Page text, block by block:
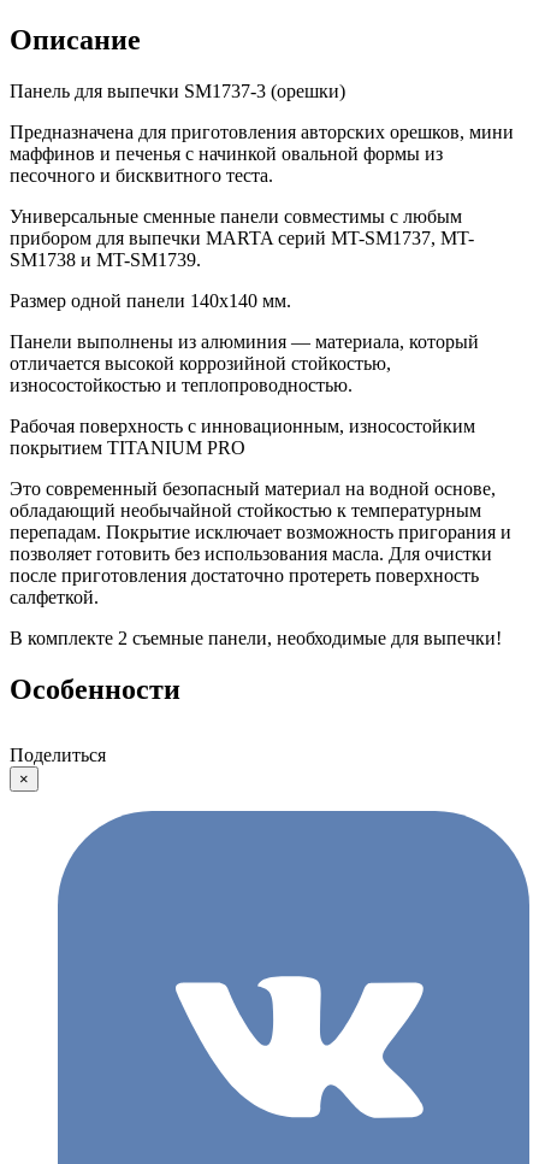
Описание
Панель для выпечки SM1737-3 (орешки)
Предназначена для приготовления авторских орешков, мини
маффинов и печенья с начинкой овальной формы из
песочного и бисквитного теста.
Универсальные сменные панели совместимы с любым
прибором для выпечки MARTA серий MT-SM1737, MT-
SM1738 и MT-SM1739.
Размер одной панели 140х140 мм.
Панели выполнены из алюминия — материала, который
отличается высокой коррозийной стойкостью,
износостойкостью и теплопроводностью.
Рабочая поверхность с инновационным, износостойким
покрытием TITANIUM PRO
Это современный безопасный материал на водной основе,
обладающий необычайной стойкостью к температурным
перепадам. Покрытие исключает возможность пригорания и
позволяет готовить без использования масла. Для очистки
после приготовления достаточно протереть поверхность
салфеткой.
В комплекте 2 съемные панели, необходимые для выпечки!
Особенности
Поделиться
×